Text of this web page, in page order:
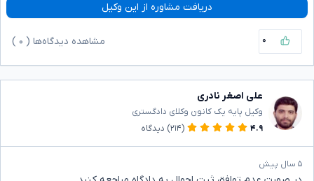
دریافت مشاوره از این وکیل
۰ مشاهده دیدگاه‌ها ( ۰
علی اصغر نادری
وکیل پایه یک کانون وکلای دادگستری
۴.۹
(۲۱۴) دیدگاه
۵ سال پیش